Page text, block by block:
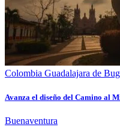
Colombia Guadalajara de
Avanza el diseño del Camino al
Buenaventura